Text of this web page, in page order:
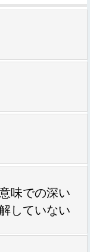
味での深い
していない